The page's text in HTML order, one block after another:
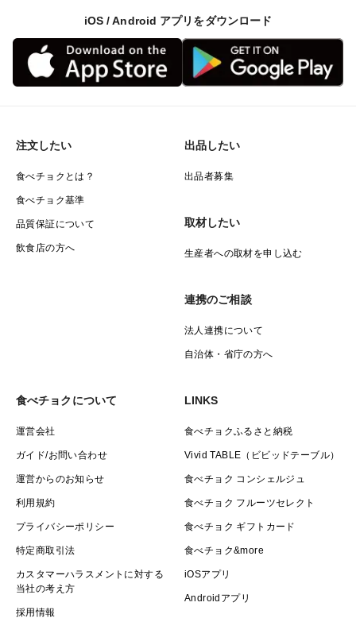
iOS / Android アプリをダウンロード
注文したい
食べチョクとは？
食べチョク基準
品質保証について
飲食店の方へ
出品したい
出品者募集
取材したい
生産者への取材を申し込む
連携のご相談
法人連携について
自治体・省庁の方へ
食べチョクについて
運営会社
ガイド/お問い合わせ
運営からのお知らせ
利用規約
プライバシーポリシー
特定商取引法
カスタマーハラスメントに対する
当社の考え方
採用情報
LINKS
食べチョクふるさと納税
Vivid TABLE（ビビッドテーブル）
食べチョク コンシェルジュ
食べチョク フルーツセレクト
食べチョク ギフトカード
食べチョク&more
iOSアプリ
Androidアプリ